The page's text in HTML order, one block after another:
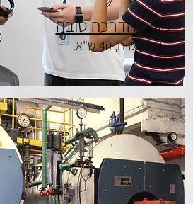
קורס הדרכה טובה
5 מפגשים, 40 ש"א.